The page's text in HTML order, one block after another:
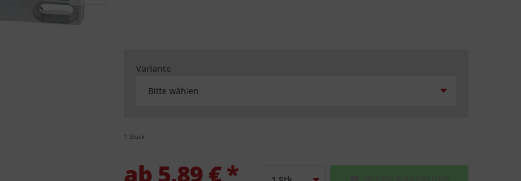
Variante
Bitte wählen
1 Stück
ab 5,89 € *